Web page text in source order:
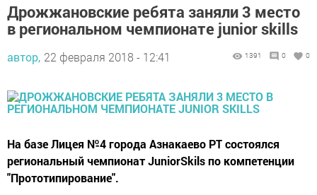
Дрожжановские ребята заняли 3 место
в региональном чемпионате junior skills
автор, 22 февраля 2018 - 12:41 1391 0 0
На базе Лицея №4 города Азнакаево РТ состоялся
региональный чемпионат JuniorSkils по компетенции
"Прототипирование".